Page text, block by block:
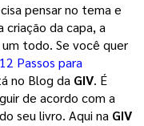
pensar no tema e
da capa, a
todo. Se você quer
12 Passos para
no Blog da GIV. É
de acordo com a
seu livro. Aqui na GIV